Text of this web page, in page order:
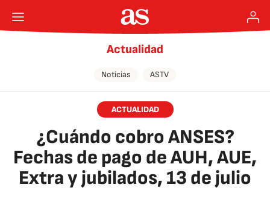
Actualidad
Noticias ASTV
ACTUALIDAD
¿Cuándo cobro ANSES?
Fechas de pago de AUH, AUE,
Extra y jubilados, 13 de julio